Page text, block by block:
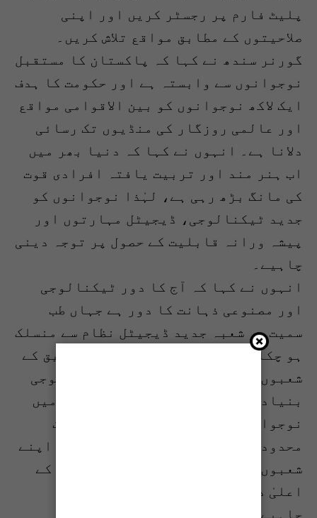
پلیٹ فارم پر رجسٹر کریں اور اپنی
صلاحیتوں کے مطابق مواقع تلاش کریں۔
گورنر سندھ نے کہا کہ پاکستان کا مستقبل
نوجوانوں سے وابستہ ہے اور حکومت کا ہدف
ایک لاکھ نوجوانوں کو بین الاقوامی مواقع
اور عالمی روزگار کی منڈیوں تک رسائی
دلانا ہے۔ انہوں نے کہا کہ دنیا بھر میں
اب ہنر مند اور تربیت یافتہ افرادی قوت
کی مانگ بڑھ رہی ہے، لہٰذا نوجوانوں کو
جدید ٹیکنالوجی، ڈیجیٹل مہارتوں اور
پیشہ ورانہ قابلیت کے حصول پر توجہ دینی
چاہیے۔
انہوں نے کہا کہ آج کا دور ٹیکنالوجی
اور مصنوعی ذہانت کا دور ہے جہاں طب
سمیت ہر شعبہ جدید ڈیجیٹل نظام سے منسلک
ہو چکا ہے۔ “آج علاج، تشخیص اور تحقیق کے
شعبوں میں جدید مشینری اور ٹیکنالوجی
بنیادی کردار ادا کر رہی ہے۔ ایسے میں
نوجوانوں کو صرف ڈگری حاصل کرنے تک
محدود نہیں رہنا چاہیے بلکہ انہیں اپنے
شعبوں میں مہارت، تحقیق اور قیادت کے
اعلیٰ درجات تک پہنچنے کا عزم کرنا
چاہیے۔”